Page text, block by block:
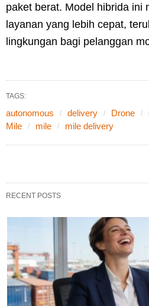
paket berat. Model hibrida ini
layanan yang lebih cepat,
lingkungan bagi pelanggan
TAGS:
autonomous delivery Drone
Mile
mile mile delivery
RECENT POSTS